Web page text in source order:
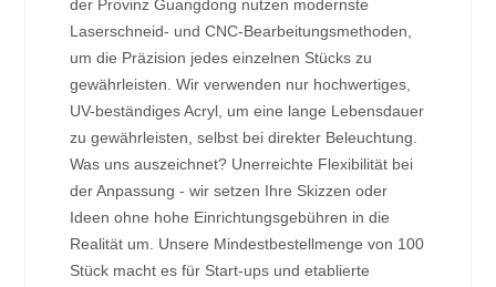
der Provinz Guangdong nutzen modernste
Laserschneid- und CNC-Bearbeitungsmethoden,
um die Präzision jedes einzelnen Stücks zu
gewährleisten. Wir verwenden nur hochwertiges,
UV-beständiges Acryl, um eine lange Lebensdauer
zu gewährleisten, selbst bei direkter Beleuchtung.
Was uns auszeichnet? Unerreichte Flexibilität bei
der Anpassung - wir setzen Ihre Skizzen oder
Ideen ohne hohe Einrichtungsgebühren in die
Realität um. Unsere Mindestbestellmenge von 100
Stück macht es für Start-ups und etablierte